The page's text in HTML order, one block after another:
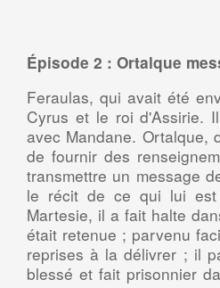
Épisode 2 : Ortalque
Feraulas, qui avait été
Cyrus et le roi d'Assirie.
avec Mandane. Ortalque,
de fournir des
transmettre un message
le récit de ce qui lui est
Martesie, il a fait halte
était retenue ; parvenu
reprises à la délivrer ; il
blessé et fait prisonnier